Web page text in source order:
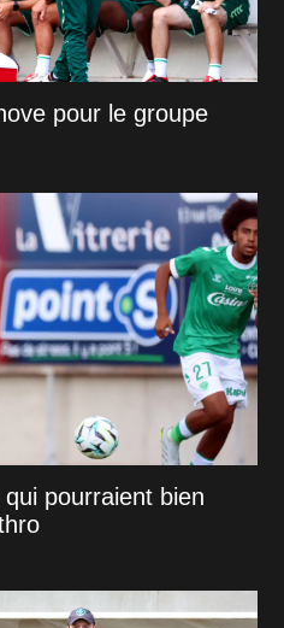
pour le groupe
pourraient bien